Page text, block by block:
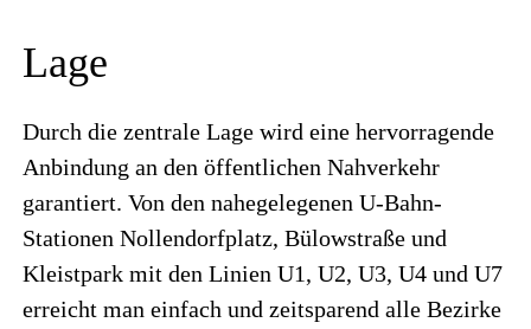
Lage
Durch die zentrale Lage wird eine hervorragende
Anbindung an den öffentlichen Nahverkehr
garantiert. Von den nahegelegenen U-Bahn-
Stationen Nollendorfplatz, Bülowstraße und
Kleistpark mit den Linien U1, U2, U3, U4 und U7
erreicht man einfach und zeitsparend alle Bezirke